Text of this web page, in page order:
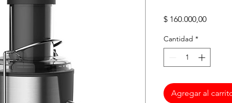
$ 160.000,00Precio
Cantidad *
Agregar al